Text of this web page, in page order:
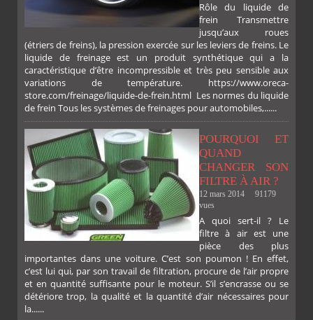
Rôle du liquide de
frein Transmettre
jusqu’aux roues
(étriers de freins), la pression exercée sur les leviers de freins. Le
liquide de freinage est un produit synthétique qui a la
caractéristique d’être incompressible et très peu sensible aux
variations de température. https://www.oreca-
store.com/freinage/liquide-de-frein.html Les normes du liquide
de frein Tous les systèmes de freinages pour automobiles,......
POURQUOI ET
QUAND
CHANGER SON
FILTRE À AIR ?
12 mars 2014
91179
vues
A quoi sert-il ? Le
filtre à air est une
pièce des plus
importantes dans une voiture. C’est son poumon ! En effet,
c’est lui qui, par son travail de filtration, procure de l’air propre
et en quantité suffisante pour le moteur. S’il s’encrasse ou se
détériore trop, la qualité et la quantité d’air nécessaires pour
la......